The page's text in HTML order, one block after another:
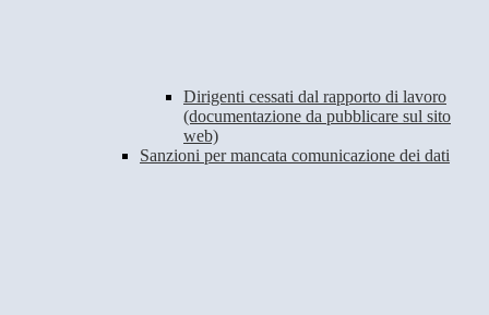
Dirigenti cessati dal rapporto di lavoro
(documentazione da pubblicare sul sito
web)
Sanzioni per mancata comunicazione dei dati